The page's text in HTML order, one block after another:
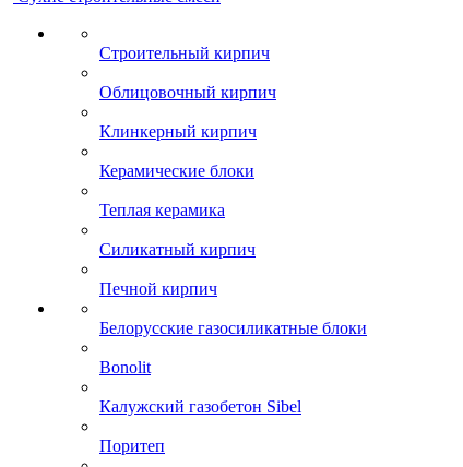
Строительный кирпич
Облицовочный кирпич
Клинкерный кирпич
Керамические блоки
Теплая керамика
Силикатный кирпич
Печной кирпич
Белорусские газосиликатные блоки
Bonolit
Калужский газобетон Sibel
Поритеп